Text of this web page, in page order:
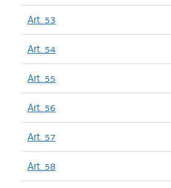
Art. 53
Art. 54
Art. 55
Art. 56
Art. 57
Art. 58